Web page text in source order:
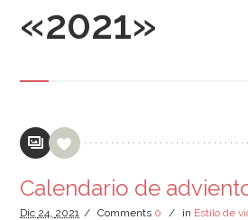
«2021»
Calendario de
Dic 24, 2021 / Comments 0 / in Estilo de